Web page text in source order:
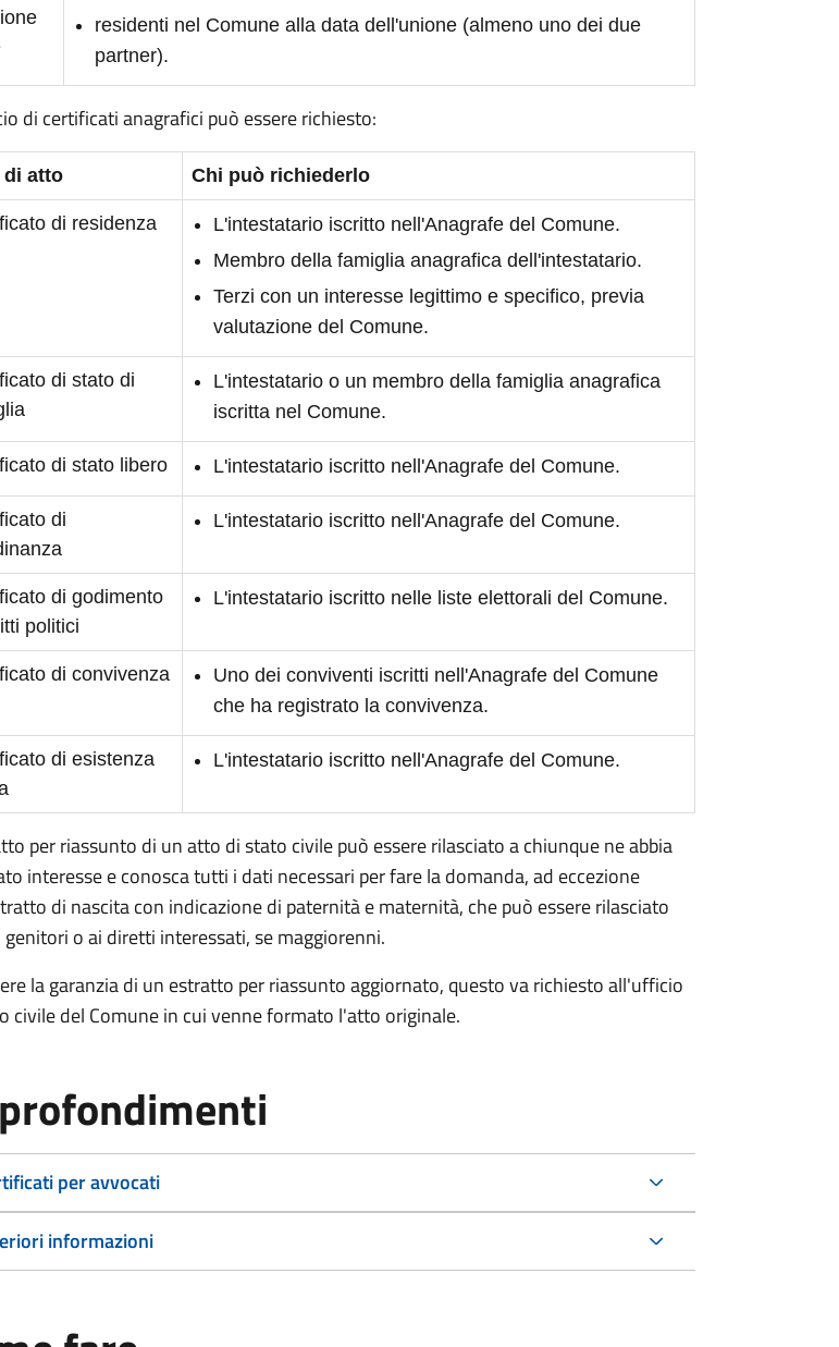
residenti nel Comune alla data dell'unione (almeno uno dei due
partner).
di certificati anagrafici può essere richiesto:
di atto Chi può richiederlo
di residenza
L'intestatario iscritto nell'Anagrafe del Comune.
Membro della famiglia anagrafica dell'intestatario.
Terzi con un interesse legittimo e specifico, previa
valutazione del Comune.
di stato di
L'intestatario o un membro della famiglia anagrafica
iscritta nel Comune.
di stato libero L'intestatario iscritto nell'Anagrafe del Comune.
di
L'intestatario iscritto nell'Anagrafe del Comune.
di godimento
politici
L'intestatario iscritto nelle liste elettorali del Comune.
di convivenza
Uno dei conviventi iscritti nell'Anagrafe del Comune
che ha registrato la convivenza.
di esistenza
L'intestatario iscritto nell'Anagrafe del Comune.
per riassunto di un atto di stato civile può essere rilasciato a chiunque ne abbia
interesse e conosca tutti i dati necessari per fare la domanda, ad eccezione
di nascita con indicazione di paternità e maternità, che può essere rilasciato
genitori o ai diretti interessati, se maggiorenni.
la garanzia di un estratto per riassunto aggiornato, questo va richiesto all'ufficio
civile del Comune in cui venne formato l'atto originale.
per avvocati
informazioni